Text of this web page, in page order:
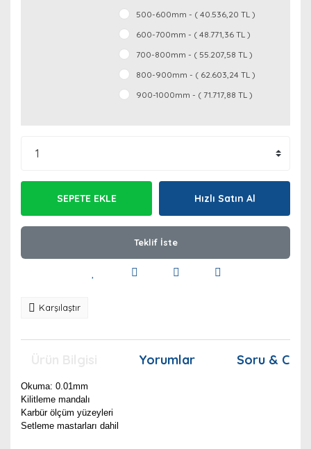
500-600mm - ( 40.536,20 TL )
600-700mm - ( 48.771,36 TL )
700-800mm - ( 55.207,58 TL )
800-900mm - ( 62.603,24 TL )
900-1000mm - ( 71.717,88 TL )
SEPETE EKLE Hızlı Satın Al
Teklif İste
Karşılaştır
Yorumlar Soru &
Okuma: 0.01mm
Kilitleme mandalı
Karbür ölçüm yüzeyleri
Setleme mastarları dahil